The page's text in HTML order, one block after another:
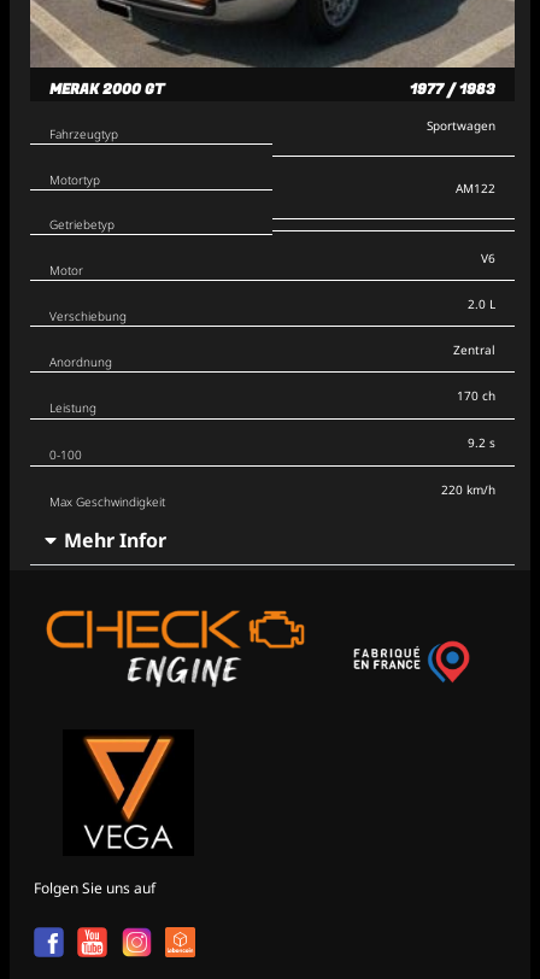
MERAK 2000 GT 1977 / 1983
Fahrzeugtyp
Motortyp
Getriebetyp
Sportwagen
AM122
Motor
Verschiebung
Anordnung
V6
2.0 L
Zentral
Leistung
0-100
Max Geschwindigkeit
170 ch
9.2 s
220 km/h
Mehr Infor
Folgen Sie uns auf